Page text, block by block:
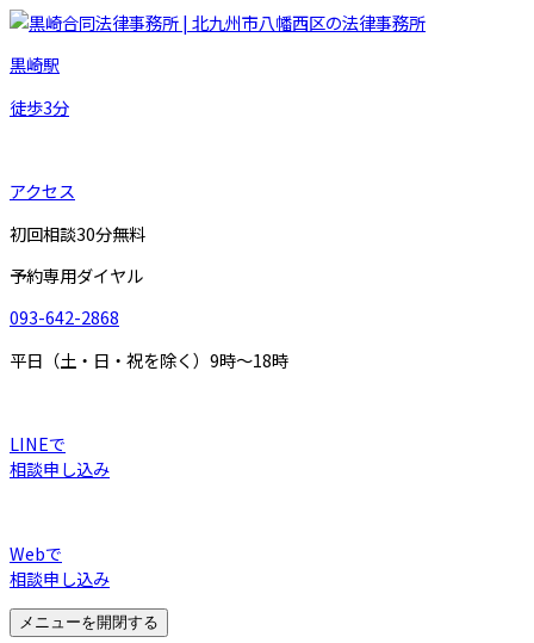
黒崎駅
徒歩3分
アクセス
初回相談30分無料
予約専用ダイヤル
093-642-2868
平日（土・日・祝を除く）9時～18時
LINEで
相談申し込み
Webで
相談申し込み
メニューを開閉する